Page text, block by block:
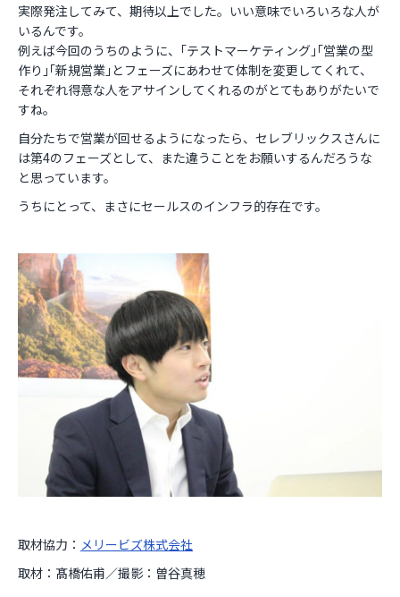
実際発注してみて、期待以上でした。いい意味でいろいろな人が
いるんです。
例えば今回のうちのように、｢テストマーケティング｣｢営業の型
作り｣｢新規営業｣とフェーズにあわせて体制を変更してくれて、
それぞれ得意な人をアサインしてくれるのがとてもありがたいで
すね。
自分たちで営業が回せるようになったら、セレブリックスさんに
は第4のフェーズとして、また違うことをお願いするんだろうな
と思っています。
うちにとって、まさにセールスのインフラ的存在です。
取材協力： メリービズ株式会社
取材：髙橋佑甫／撮影：曽谷真穂